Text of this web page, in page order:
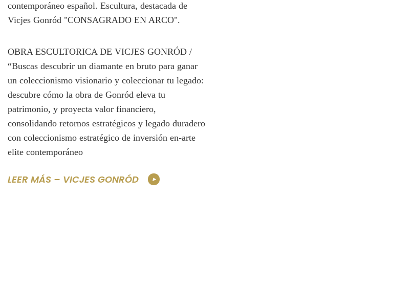
OBRA ESCULTORICA DE VICJES GONRÓD /
“Buscas descubrir un diamante en bruto para ganar
un coleccionismo visionario y coleccionar tu legado:
descubre cómo la obra de Gonród eleva tu
patrimonio, y proyecta valor financiero,
consolidando retornos estratégicos y legado duradero
con coleccionismo estratégico de inversión en-arte
elite contemporáneo
LEER MÁS – VICJES GONRÓD